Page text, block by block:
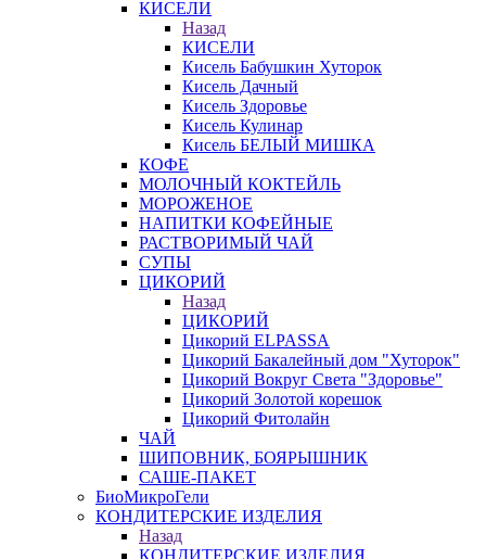
КИСЕЛИ
Назад
КИСЕЛИ
Кисель Бабушкин Хуторок
Кисель Дачный
Кисель Здоровье
Кисель Кулинар
Кисель БЕЛЫЙ МИШКА
КОФЕ
МОЛОЧНЫЙ КОКТЕЙЛЬ
МОРОЖЕНОЕ
НАПИТКИ КОФЕЙНЫЕ
РАСТВОРИМЫЙ ЧАЙ
СУПЫ
ЦИКОРИЙ
Назад
ЦИКОРИЙ
Цикорий ELPASSA
Цикорий Бакалейный дом "Хуторок"
Цикорий Вокруг Света "Здоровье"
Цикорий Золотой корешок
Цикорий Фитолайн
ЧАЙ
ШИПОВНИК, БОЯРЫШНИК
САШЕ-ПАКЕТ
БиоМикроГели
КОНДИТЕРСКИЕ ИЗДЕЛИЯ
Назад
КОНДИТЕРСКИЕ ИЗДЕЛИЯ